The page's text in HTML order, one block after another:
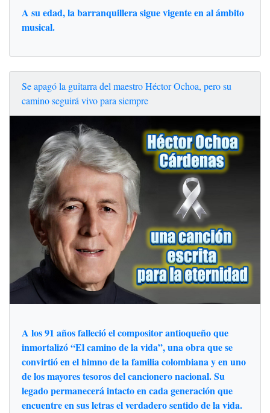
A su edad, la barranquillera sigue vigente en al ámbito
musical.
Se apagó la guitarra del maestro Héctor Ochoa, pero su
camino seguirá vivo para siempre
A los 91 años falleció el compositor antioqueño que
inmortalizó “El camino de la vida”, una obra que se
convirtió en el himno de la familia colombiana y en uno
de los mayores tesoros del cancionero nacional. Su
legado permanecerá intacto en cada generación que
encuentre en sus letras el verdadero sentido de la vida.